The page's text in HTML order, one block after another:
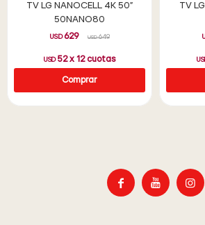
TV LG NANOCELL 4K 50"
50NANO80
USD 629 USD 649
USD 52x 12cuotas
TV
  